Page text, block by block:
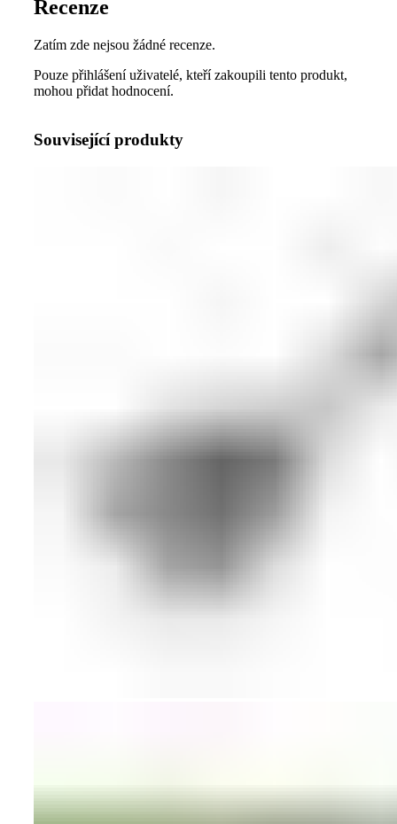
Recenze
Zatím zde nejsou žádné recenze.
Pouze přihlášení uživatelé, kteří zakoupili tento produkt,
mohou přidat hodnocení.
Související produkty